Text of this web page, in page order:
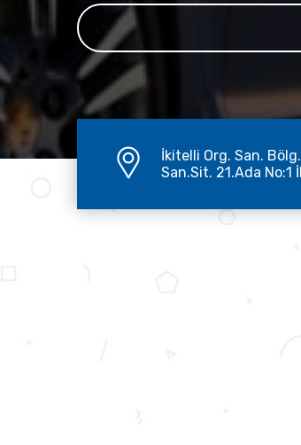
İkitelli Org. San.
San.Sit. 21.Ada